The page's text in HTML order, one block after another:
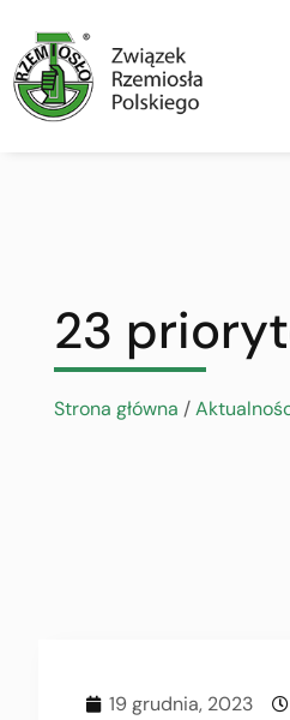
23
Strona główna /
19 grudnia, 2023